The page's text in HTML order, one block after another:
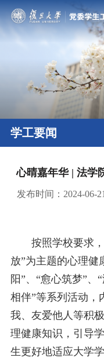
学工要闻
心晴嘉年华 | 法学
发布时间：2024-06-21
按照学校要求，
放”为主题的心理健
阳”、“愈心筑梦”、
相伴”等系列活动，
我、友爱他人等积
理健康知识，引导
生更好地适应大学